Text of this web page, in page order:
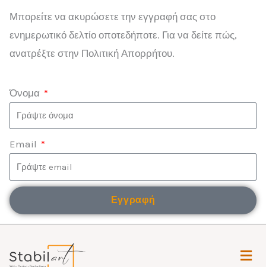
Μπορείτε να ακυρώσετε την εγγραφή σας στο
ενημερωτικό δελτίο οποτεδήποτε. Για να δείτε πώς,
ανατρέξτε στην Πολιτική Απορρήτου.
Όνομα
Email
Εγγραφή